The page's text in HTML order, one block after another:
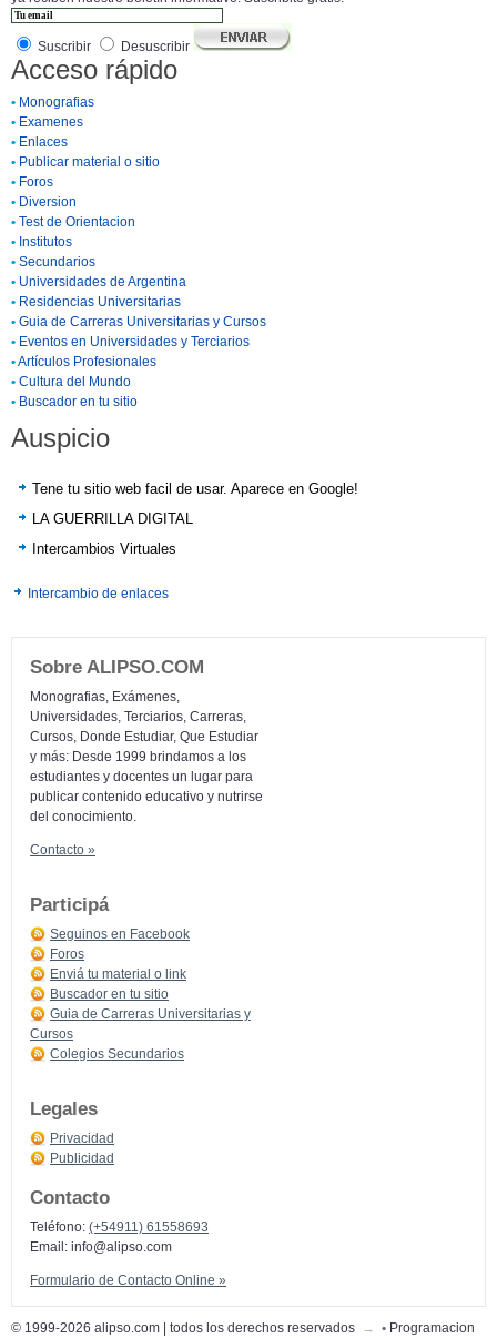
Suscribir Desuscribir
Acceso rápido
• Monografias
• Examenes
• Enlaces
• Publicar material o sitio
• Foros
• Diversion
• Test de Orientacion
• Institutos
• Secundarios
• Universidades de Argentina
• Residencias Universitarias
• Guia de Carreras Universitarias y Cursos
• Eventos en Universidades y Terciarios
•Artículos Profesionales
• Cultura del Mundo
• Buscador en tu sitio
Auspicio
Tene tu sitio web facil de usar. Aparece en Google!
LA GUERRILLA DIGITAL
Intercambios Virtuales
Intercambio de enlaces
Sobre ALIPSO.COM
Monografias, Exámenes,
Universidades, Terciarios, Carreras,
Cursos, Donde Estudiar, Que Estudiar
y más: Desde 1999 brindamos a los
estudiantes y docentes un lugar para
publicar contenido educativo y nutrirse
del conocimiento.
Contacto »
Participá
Seguinos en Facebook
Foros
Enviá tu material o link
Buscador en tu sitio
Guia de Carreras Universitarias y
Cursos
Colegios Secundarios
Legales
Privacidad
Publicidad
Contacto
Teléfono: (+54911) 61558693
Email: info@alipso.com
Formulario de Contacto Online »
© 1999-2026 alipso.com | todos los derechos reservados → • Programacion